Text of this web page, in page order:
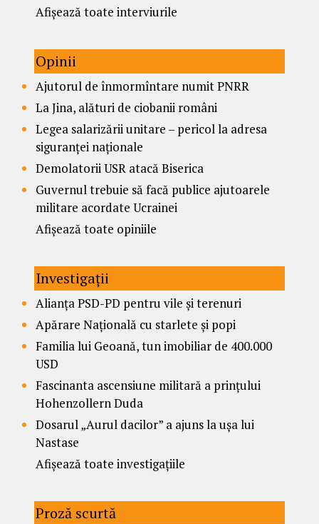
Afișează toate interviurile
Opinii
Ajutorul de înmormîntare numit PNRR
La Jina, alături de ciobanii români
Legea salarizării unitare – pericol la adresa
siguranței naționale
Demolatorii USR atacă Biserica
Guvernul trebuie să facă publice ajutoarele
militare acordate Ucrainei
Afișează toate opiniile
Investigații
Alianța PSD-PD pentru vile și terenuri
Apărare Națională cu starlete și popi
Familia lui Geoană, tun imobiliar de 400.000
USD
Fascinanta ascensiune militară a prințului
Hohenzollern Duda
Dosarul „Aurul dacilor” a ajuns la ușa lui
Nastase
Afișează toate investigațiile
Proză scurtă